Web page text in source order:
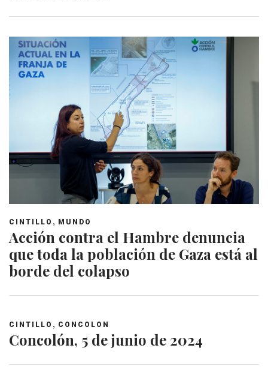
CINTILLO , MUNDO
Acción contra el Hambre denuncia
que toda la población de Gaza está al
borde del colapso
CINTILLO , CONCOLON
Concolón, 5 de junio de 2024